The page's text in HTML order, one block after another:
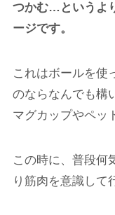
つかむ…というよ
ージです。
これはボールを使
のならなんでも構
マグカップやペッ
この時に、普段何
り筋肉を意識して